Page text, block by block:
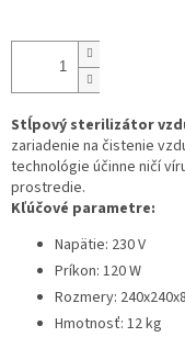
Stĺpový sterilizátor
zariadenie na čistenie
technológie účinne ničí
prostredie.
Kľúčové parametre:
Napätie: 230 V
Príkon: 120 W
Rozmery:
Hmotnosť: 12 kg